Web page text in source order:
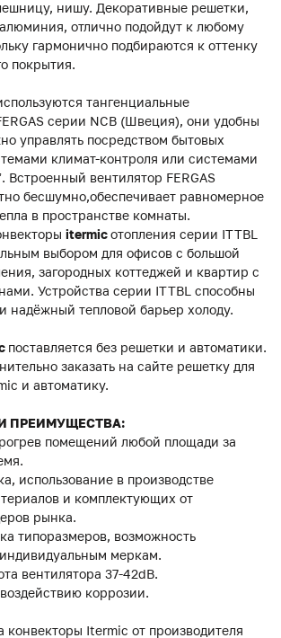
нишу. Декоративные решетки,
отлично подойдут к любому
гармонично подбираются к оттенку
покрытия.
тангенциальные
серии NCB (Швеция), они удобны
управлять посредством бытовых
климат-контроля или системами
Встроенный вентилятор FERGAS
бесшумно,обеспечивает равномерное
в пространстве комнаты.
itermicотопления серии ITTBL
выбором для офисов с большой
загородных коттеджей и квартир с
Устройства серии ITTBL способны
надёжный тепловой барьер холоду.
поставляется без решетки и автоматики.
заказать на сайте решетку для
и автоматику.
ПРЕИМУЩЕСТВА:
помещений любой площади за
использование в производстве
и комплектующих от
рынка.
типоразмеров, возможность
меркам.
вентилятора 37-42dB.
коррозии.
конвекторы Itermic от производителя